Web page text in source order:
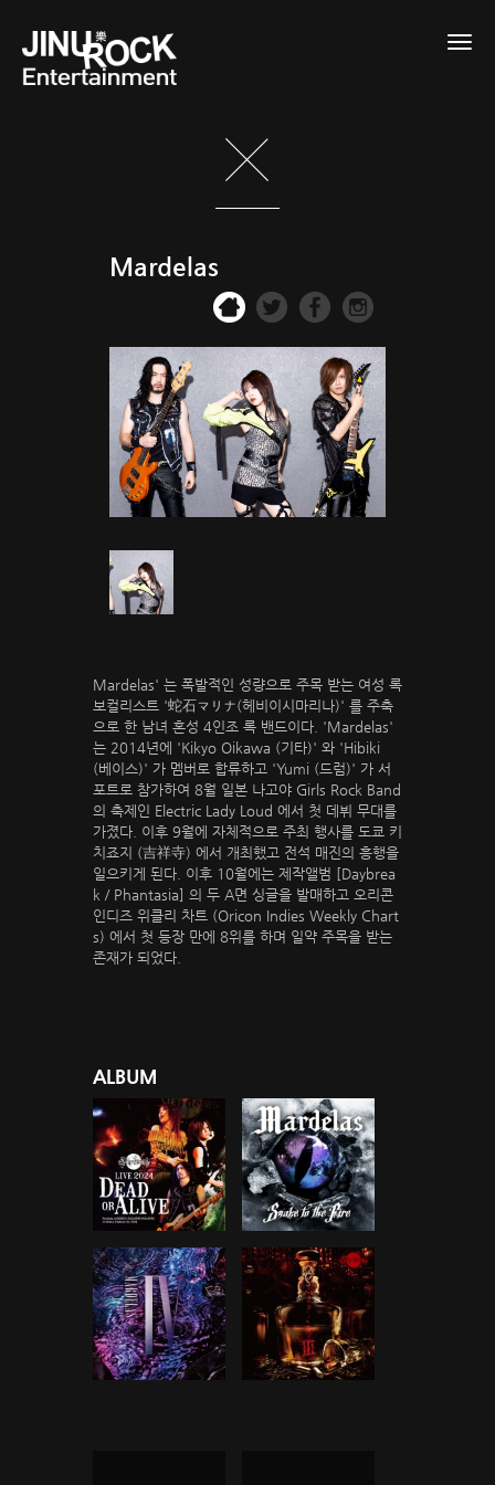
Mardelas
Mardelas' 는 폭발적인 성량으로 주목 받는 여성 록
보컬리스트 '蛇石マリナ(헤비이시마리나)' 를 주축
으로 한 남녀 혼성 4인조 록 밴드이다. 'Mardelas'
는 2014년에 'Kikyo Oikawa (기타)' 와 'Hibiki
(베이스)' 가 멤버로 합류하고 'Yumi (드럼)' 가 서
포트로 참가하여 8월 일본 나고야 Girls Rock Band
의 축제인 Electric Lady Loud 에서 첫 데뷔 무대를
가졌다. 이후 9월에 자체적으로 주최 행사를 도쿄 키
치죠지 (吉祥寺) 에서 개최했고 전석 매진의 흥행을
일으키게 된다. 이후 10월에는 제작앨범 [Daybrea
k／Phantasia] 의 두 A면 싱글을 발매하고 오리콘
인디즈 위클리 차트 (Oricon Indies Weekly Chart
s) 에서 첫 등장 만에 8위를 하며 일약 주목을 받는
존재가 되었다.
ALBUM